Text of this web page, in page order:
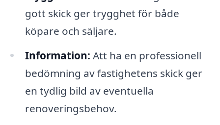
gott skick ger trygghet för både
köpare och säljare.
Information: Att ha en professionell
bedömning av fastighetens skick ger
en tydlig bild av eventuella
renoveringsbehov.